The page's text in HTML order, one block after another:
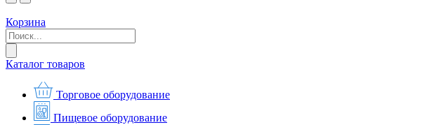
Корзина
Каталог товаров
Торговое оборудование
Пищевое оборудование